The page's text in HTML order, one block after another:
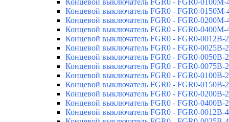
Концевой выключатель FGR0 - FGR0-0100M-
Концевой выключатель FGR0 - FGR0-0150M-
Концевой выключатель FGR0 - FGR0-0200M-
Концевой выключатель FGR0 - FGR0-0400M-
Концевой выключатель FGR0 - FGR0-0012B-
Концевой выключатель FGR0 - FGR0-0025B-
Концевой выключатель FGR0 - FGR0-0050B-
Концевой выключатель FGR0 - FGR0-0075B-
Концевой выключатель FGR0 - FGR0-0100B-
Концевой выключатель FGR0 - FGR0-0150B-
Концевой выключатель FGR0 - FGR0-0200B-
Концевой выключатель FGR0 - FGR0-0400B-
Концевой выключатель FGR0 - FGR0-0012B-